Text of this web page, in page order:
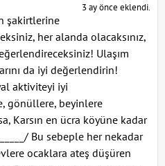
3 ay önce eklendi.
şakirtlerine
her alanda olacaksınız,
Ulaşım
da iyi değerlendirin!
aktiviteyi iyi
gönüllere, beyinlere
Karsın en ücra köyüne kadar
Bu sebeple her nekadar
ocaklara ateş düşüren